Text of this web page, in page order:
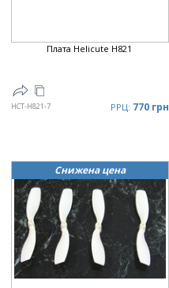
Плата Helicute H821
HCT-H821-7 РРЦ: 770 грн
Снижена цена